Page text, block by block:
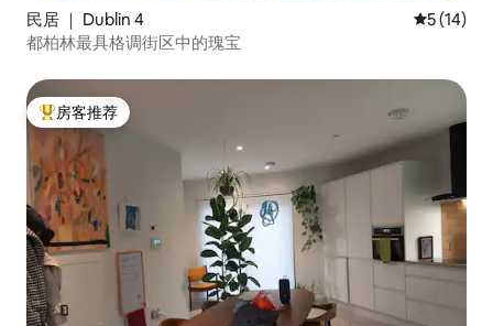
民居 ｜ Dublin 4 平均评分
5 (14)
都柏林最具格调街区中的瑰宝
热门「房客推荐」
房客推荐